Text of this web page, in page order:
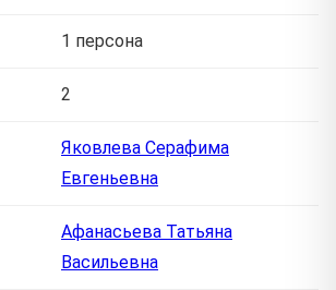
1 персона
2
Яковлева Серафима
Евгеньевна
Афанасьева Татьяна
Васильевна